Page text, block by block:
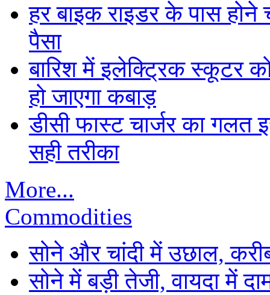
हर बाइक राइडर के पास होने
पैसा
बारिश में इलेक्ट्रिक स्कूटर को
हो जाएगा कबाड़
डीसी फास्ट चार्जर का गलत
सही तरीका
More...
Commodities
सोने और चांदी में उछाल,
सोने में बड़ी तेजी, वायदा में